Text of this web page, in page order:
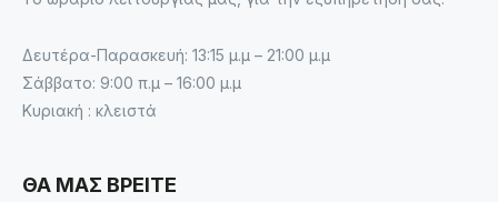
Δευτέρα-Παρασκευή: 13:15 μ.μ – 21:00 μ.μ
Σάββατο: 9:00 π.μ – 16:00 μ.μ
Κυριακή : κλειστά
ΘΑ ΜΑΣ ΒΡΕΙΤΕ